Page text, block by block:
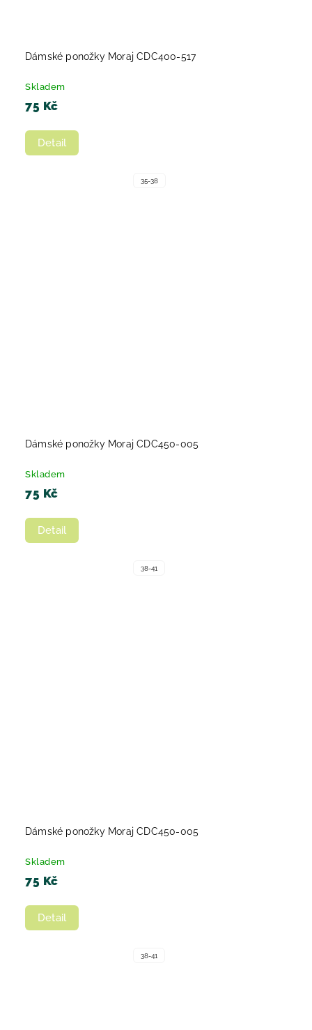
Dámské ponožky Moraj CDC400-517
Skladem
75 Kč
Detail
35-38
Dámské ponožky Moraj CDC450-005
Skladem
75 Kč
Detail
38-41
Dámské ponožky Moraj CDC450-005
Skladem
75 Kč
Detail
38-41